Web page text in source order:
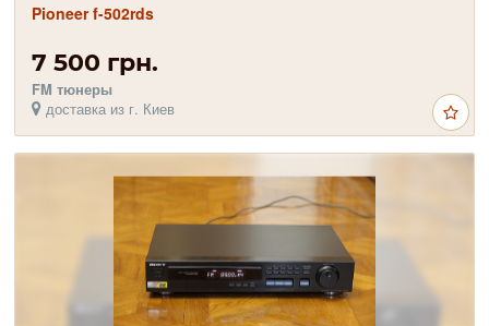
Pioneer f-502rds
7 500 грн.
FM тюнеры
доставка из г. Киев